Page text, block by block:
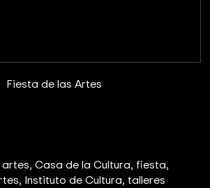
Fiesta de las Artes
artes Casa de la Cultura fiesta
Instituto de Cultura talleres